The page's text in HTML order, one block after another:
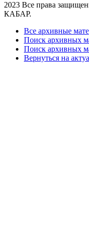
2023 Все права
КАБАР.
Все архивные
Поиск архивных
Поиск архивных
Вернуться на